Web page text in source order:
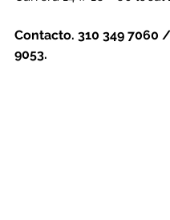
Contacto. 310 349 7060
9053.